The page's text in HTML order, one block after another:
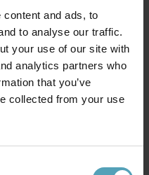
and ads, to
to analyse our traffic.
your use of our site with
analytics partners who
that you’ve
collected from your use
Rek. 3 759 kr
PRISMATCH